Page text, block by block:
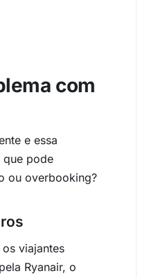
com
e essa
que pode
ou overbooking?
viajantes
Ryanair, o